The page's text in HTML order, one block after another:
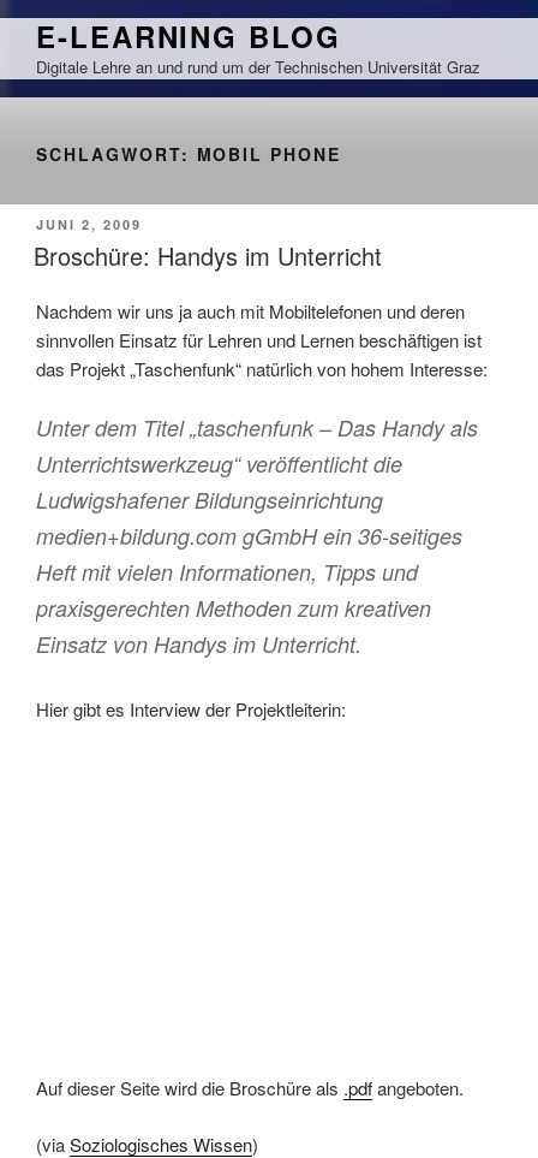
Zum
springen
E-LEARNING BLOG
Digitale Lehre an und rund um der Technischen Universität Graz
SCHLAGWORT: MOBIL PHONE
VERÖFFENTLICHT
AM
JUNI 2, 2009
Broschüre: Handys im Unterricht
Nachdem wir uns ja auch mit Mobiltelefonen und deren
sinnvollen Einsatz für Lehren und Lernen beschäftigen ist
das Projekt „Taschenfunk“ natürlich von hohem Interesse:
Unter dem Titel „taschenfunk – Das Handy als
Unterrichtswerkzeug“ veröffentlicht die
Ludwigshafener Bildungseinrichtung
medien+bildung.com gGmbH ein 36-seitiges
Heft mit vielen Informationen, Tipps und
praxisgerechten Methoden zum kreativen
Einsatz von Handys im Unterricht.
Hier gibt es Interview der Projektleiterin:
Auf dieser Seite wird die Broschüre als .pdfangeboten.
(viaSoziologisches Wissen)